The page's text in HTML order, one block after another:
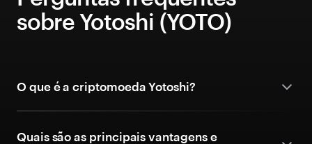
sobre Yotoshi (YOTO)
O que é a criptomoeda Yotoshi?
Quais são as principais vantagens e